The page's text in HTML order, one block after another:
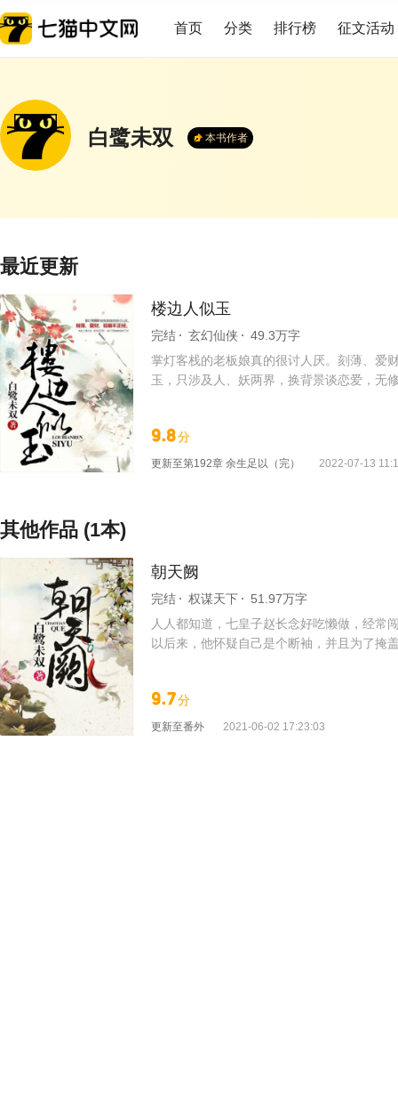
首页 分类 排行榜 征文活动
白鹭未双 本书作者
最近更新
楼边人似玉
完结 玄幻仙侠
49.3万字
掌灯客栈的老板娘真的很讨人厌。刻薄、爱
玉，只涉及人、妖两界，换背景谈恋爱，无
9.8分
更新至第192章 余生足以（完） 2022-07-13
其他作品 (1本)
朝天阙
完结 权谋天下
51.97万字
人人都知道，七皇子赵长念好吃懒做，经常
以后来，他怀疑自己是个断袖，并且为了掩
9.7分
更新至番外 2021-06-02 17:23:03